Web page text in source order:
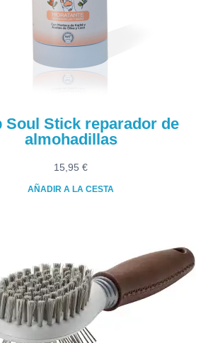
Soul Stick reparador de
almohadillas
15,95 €
AÑADIR A LA CESTA